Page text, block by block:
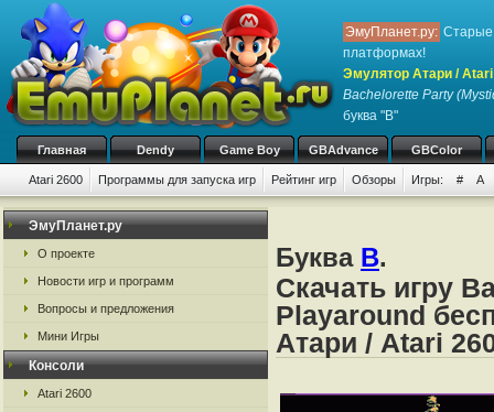
ЭмуПланет.ру: Старые
платформах!
Эмулятор Атари /
Bachelorette Party
буква "B"
Главная Dendy Game Boy GBAdvance GBColor
Atari 2600 Программы для запуска игр Рейтинг игр Обзоры Игры: # A
ЭмуПланет.ру
О проекте
Новости игр и программ
Вопросы и предложения
Мини Игры
Консоли
Atari 2600
Буква B.
Скачать игру
Playaround
Атари / Atari